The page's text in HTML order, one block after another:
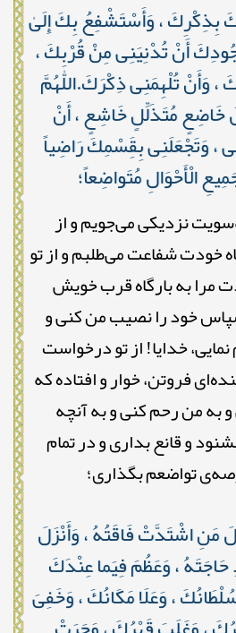
بِذِكْرِكَ ، وَأَسْتَشْفِعُ بِكَ إِلَىٰ
أَنْ تُدْنِيَنِى مِنْ قُرْبِكَ ،
وَأَنْ تُلْهِمَنِى ذِكْرَكَ.اللّٰهُمَّ
خَاضِعٍ مُتَذَلِّلٍ خَاشِعٍ ، أَنْ
، وَتَجْعَلَنِى بِقَِسْمِكَ رَاضِياً
الْأَحْوَالِ مُتَواضِعاً؛
نزدیکی می‌جویم و از
خودت شفاعت می‌طلبم و از تو
مرا به بارگاه قرب خویش
خود را نصیب من کنی و
خدایا! از تو درخواست
فروتن، خوار و افتاده که
و به من رحم کنی و به آنچه
و قانع بداری و در تمام
تواضعم بگذاری؛
مَنِ اشْتَدَّتْ فَاقَتُهُ ، وَأَنْزَلَ
، وَعَظُمَ فِيَما عِنْدَكَ
، وَعَلَا مَكَانُكَ ، وَخَفِىَ